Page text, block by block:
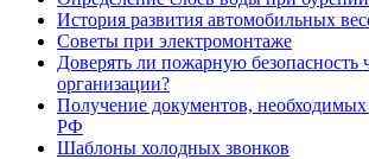
История развития автомобильных
Советы при электромонтаже
Доверять ли пожарную безопасность
организации?
Получение документов,
РФ
Шаблоны холодных звонков